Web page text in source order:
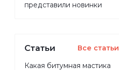
представили новинки
Статьи Все статьи
Какая битумная мастика